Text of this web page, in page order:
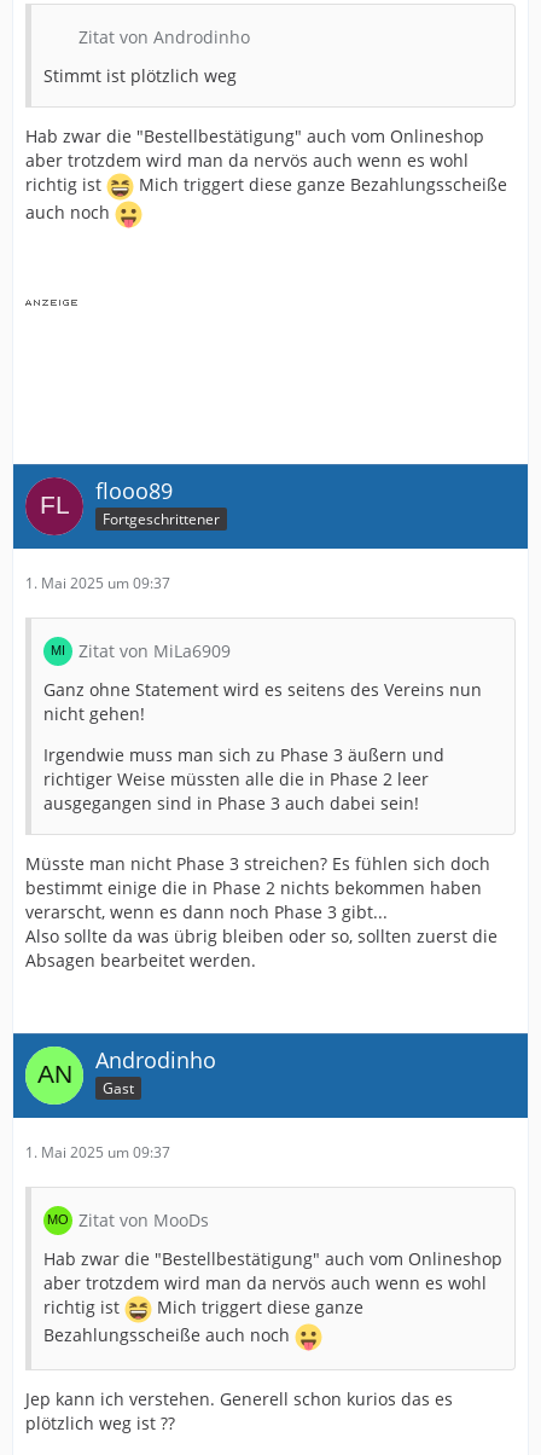
Zitat von Androdinho
Stimmt ist plötzlich weg
Hab zwar die "Bestellbestätigung" auch vom Onlineshop
aber trotzdem wird man da nervös auch wenn es wohl
richtig ist
Mich triggert diese ganze Bezahlungsscheiße
auch noch
flooo89
Fortgeschrittener
1. Mai 2025 um 09:37
Zitat von MiLa6909
Ganz ohne Statement wird es seitens des Vereins nun
nicht gehen!
Irgendwie muss man sich zu Phase 3 äußern und
richtiger Weise müssten alle die in Phase 2 leer
ausgegangen sind in Phase 3 auch dabei sein!
Müsste man nicht Phase 3 streichen? Es fühlen sich doch
bestimmt einige die in Phase 2 nichts bekommen haben
verarscht, wenn es dann noch Phase 3 gibt...
Also sollte da was übrig bleiben oder so, sollten zuerst die
Absagen bearbeitet werden.
Androdinho
Gast
1. Mai 2025 um 09:37
Zitat von MooDs
Hab zwar die "Bestellbestätigung" auch vom Onlineshop
aber trotzdem wird man da nervös auch wenn es wohl
richtig ist
Mich triggert diese ganze
Bezahlungsscheiße auch noch
Jep kann ich verstehen. Generell schon kurios das es
plötzlich weg ist ??